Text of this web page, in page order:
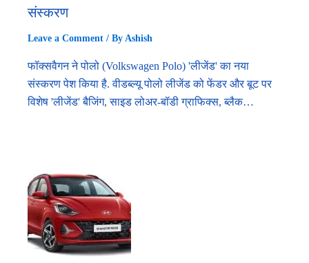
संस्करण
Leave a Comment / By Ashish
फॉक्सवैगन ने पोलो (Volkswagen Polo) 'लीजेंड' का नया
संस्करण पेश किया है. वीडब्ल्यू पोलो लीजेंड को फेंडर और बूट पर
विशेष 'लीजेंड' बैजिंग, साइड लोअर-बॉडी ग्राफिक्स, ब्लैक…